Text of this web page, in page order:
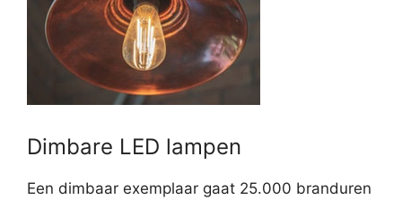
Dimbare LED lampen
Een dimbaar exemplaar gaat 25.000 branduren